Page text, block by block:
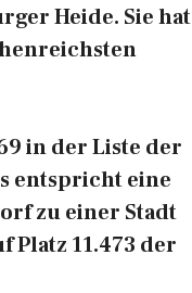
Heide. Sie hat
in der Liste der
entspricht eine
zu einer Stadt
11.473 der